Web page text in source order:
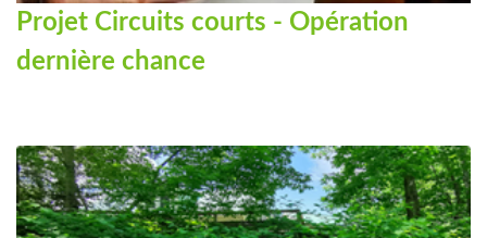
Projet Circuits courts - Opération
dernière chance